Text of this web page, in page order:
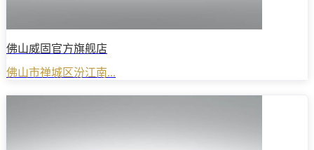
佛山威固官方旗舰店
佛山市禅城区汾江南...